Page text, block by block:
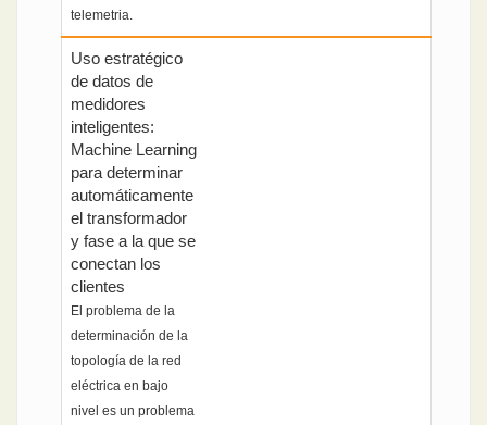
telemetria.
Uso estratégico
de datos de
medidores
inteligentes:
Machine Learning
para determinar
automáticamente
el transformador
y fase a la que se
conectan los
clientes
El problema de la
determinación de la
topología de la red
eléctrica en bajo
nivel es un problema